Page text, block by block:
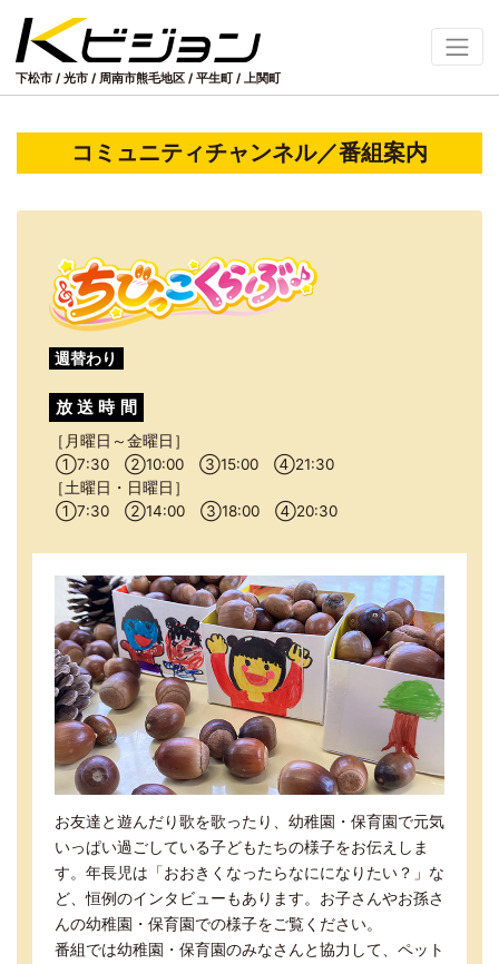
下松市 / 光市 / 周南市熊毛地区/ 平生町 / 上関町
コミュニティチャンネル／番組案内
週替わり
放送 時間
月曜日～金曜日
①7:30②10:00③15:00④21:30
土曜日・日曜日
①7:30②14:00③18:00④20:30
お友達と遊んだり歌を歌ったり、幼稚園・保育園で元気
いっぱい過ごしている子どもたちの様子をお伝えしま
す。年長児は「おおきくなったらなにになりたい？」な
ど、恒例のインタビューもあります。お子さんやお孫さ
んの幼稚園・保育園での様子をご覧ください。
番組では幼稚園・保育園のみなさんと協力して、ペット